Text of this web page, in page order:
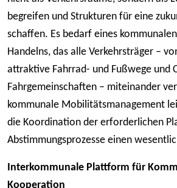
begreifen und Strukturen für eine
schaffen. Es bedarf eines
Handelns, das alle Verkehrsträger –
attraktive Fahrrad- und Fußwege und
Fahrgemeinschaften – miteinander
kommunale Mobilitätsmanagement
die Koordination der erforderlichen
Abstimmungsprozesse einen
Interkommunale Plattform für
Kooperation